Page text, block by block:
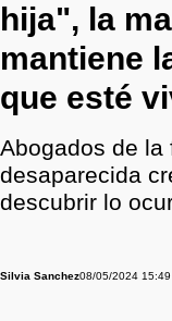
hija", la
mantiene
que esté
Abogados de la
desaparecida
descubrir lo
Silvia Sanchez08/05/2024 15:49